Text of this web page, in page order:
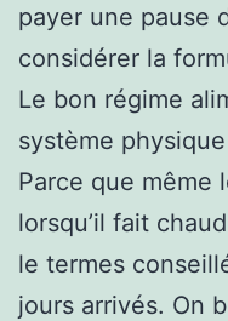
payer une pause
considérer la
Le bon régime
système
Parce que même
lorsqu’il fait
le termes
jours arrivés. On